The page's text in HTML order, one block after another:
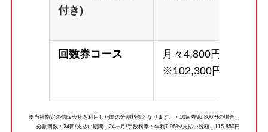
付き)
回数券コース
月々4,800円～
※102,300円
※当社指定の信販会社を利用した際の分割料金となります。・10回券96,800円の場合：
分割回数：24回/支払い期間：24ヶ月/手数料率：年利7.96%/支払い総額：115,850円